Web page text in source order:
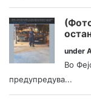
under
Во
предупредува...